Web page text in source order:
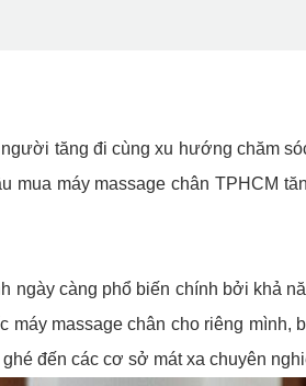
tăng đi cùng xu hướng chăm
máy massage chân TPHCM
ngày càng phổ biến chính bởi khả
massage chân cho riêng mình,
đến các cơ sở mát xa chuyên